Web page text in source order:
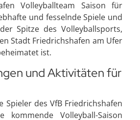
Volleyballteam Saison für
und fesselnde Spiele und
Spitze des Volleyballsports,
Stadt Friedrichshafen am Ufer
ist.
und Aktivitäten für
Spieler des VfB Friedrichshafen
Volleyball-Saison